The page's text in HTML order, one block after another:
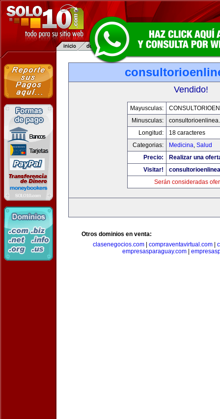
Vendido!
Mayusculas:
Minusculas:
Longitud:
18 caracteres
Categorias:
Medicina, Salud
Precio:
Realizar una
Visitar!
Serán consideradas
Otros dominios en venta:
clasenegocios.com| compraventavirtual.com|
empresasparaguay.com|